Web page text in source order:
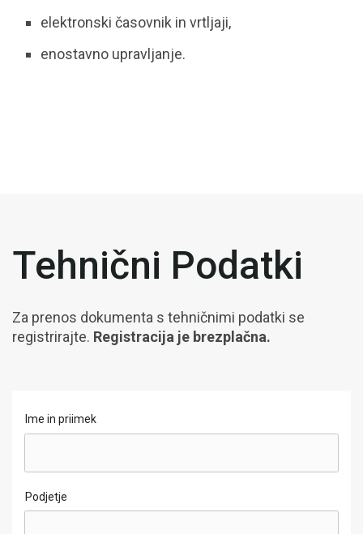
elektronski časovnik in vrtljaji,
enostavno upravljanje.
Tehnični Podatki
Za prenos dokumenta s tehničnimi podatki se
registrirajte. Registracija je brezplačna.
Ime in priimek
Podjetje